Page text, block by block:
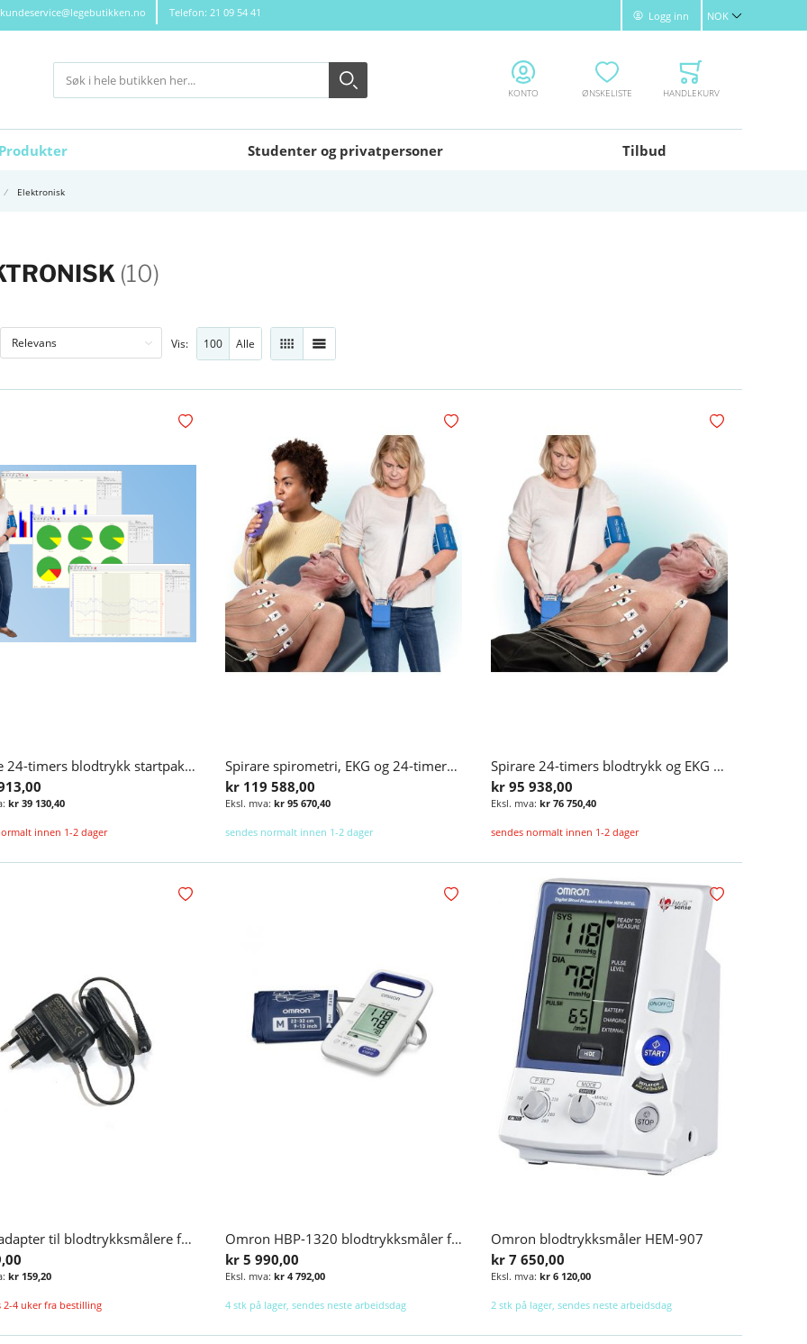
kundeservice@legebutikken.no Telefon: 21 09 54 41 Logg inn ValutaNOK
Søk
Close search
Søk KONTO ØNSKELISTE HANDLEKURV
Produkter Studenter og privatpersoner Tilbud
Elektronisk
(10)
Vis: 100 Alle RUTENETT
LISTE
Spirare 24-timers blodtrykk startpakke
kr 39 130,40
innen 1-2 dager Legg i handlekurv
Legg i ønskelisten
Spirare spirometri, EKG og 24-timers blodtrykksapparat
kr 119 588,00
kr 95 670,40
sendes normalt innen 1-2 dager Konfigurer
Legg i ønskelisten
Spirare 24-timers blodtrykk og EKG med tolkning
kr 95 938,00
kr 76 750,40
sendes normalt innen 1-2 dager
Legg i ønskelisten
Strømadapter til blodtrykksmålere fra Omron
kr 159,20
2-4 uker fra bestilling Legg i handlekurv
Legg i ønskelisten
Omron HBP-1320 blodtrykksmåler for profesjonelle
kr 5 990,00
kr 4 792,00
4 stk på lager, sendes neste arbeidsdag Legg i handlekurv
Legg i ønskelisten
Omron blodtrykksmåler HEM-907
kr 7 650,00
kr 6 120,00
2 stk på lager, sendes neste arbeidsdag
Legg i ønskelisten